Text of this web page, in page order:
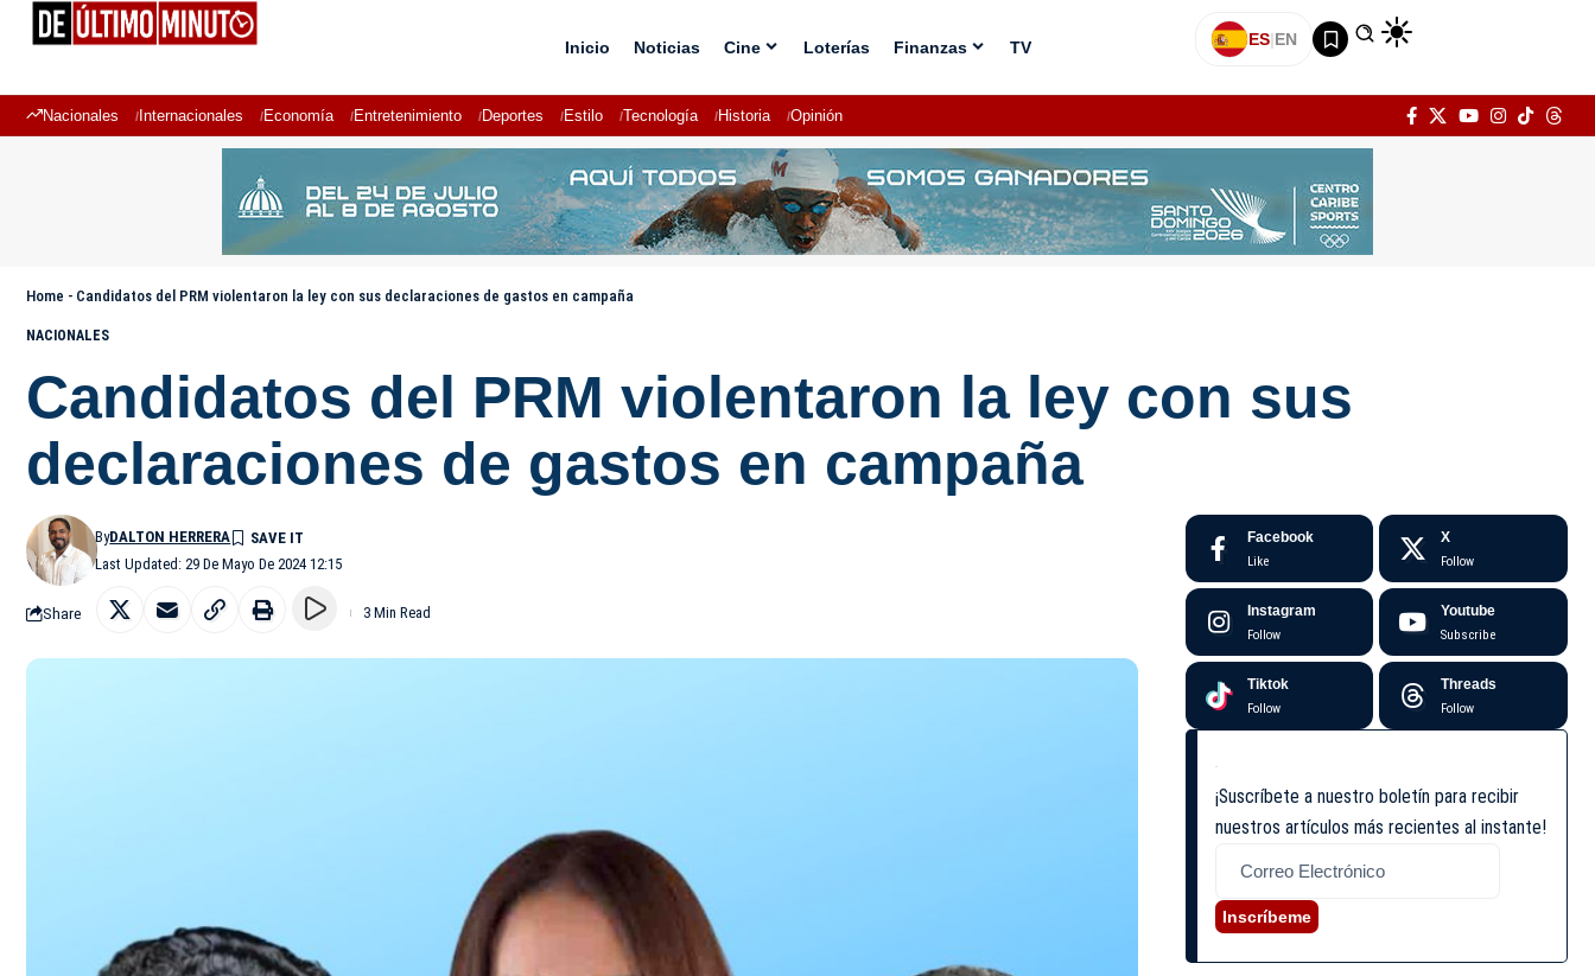
Inicio Noticias Cine Loterías Finanzas TV ES|EN
Nacionales Internacionales Economía Entretenimiento Deportes Estilo Tecnología Historia Opinión
Home - Candidatos del PRM violentaron la ley con sus declaraciones de gastos en campaña
NACIONALES
Candidatos del PRM violentaron la ley con sus
declaraciones de gastos en campaña
Last Updated: 29 De Mayo De 2024 12:15
ByDALTON HERRERA
Share 3 Min Read
Facebook
Like
X
Follow
Instagram
Follow
Youtube
Subscribe
Tiktok
Follow
Threads
Follow
¡Suscríbete a nuestro boletín para recibir
nuestros artículos más recientes al instante!
Inscríbeme